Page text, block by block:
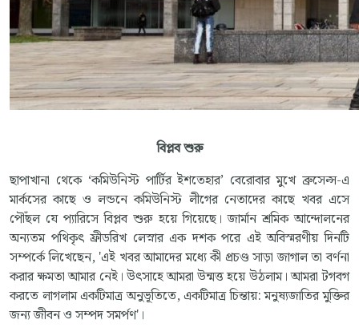
বিপ্লব শুরু
ছাপাখানা থেকে ‘কমিউনিস্ট পার্টির ইশতেহার’ বেরোবার মুখে ব্রুসেল্স-এ
মার্কসের কাছে ও লন্ডনে কমিউনিস্ট লীগের নেতাদের কাছে খবর এসে
পৌঁছল যে প্যারিসে বিপ্লব শুরু হয়ে গিয়েছে। জার্মান শ্রমিক আন্দোলনের
অন্যতম পথিকৃৎ ফ্রীডরিখ লেস্নার এক দশক পরে এই অবিস্মরণীয় দিনটি
সম্পর্কে লিখেছেন, 'এই খবর আমাদের মধ্যে কী প্রচণ্ড সাড়া জাগাল তা বর্ণনা
করার ক্ষমতা আমার নেই। উৎসাহে আমরা উন্মত্ত হয়ে উঠলাম। আমরা টগবগ
করতে লাগলাম একটিমাত্র অনুভূতিতে, একটিমাত্র চিন্তায়: মনুষ্যজাতির মুক্তির
জন্য জীবন ও সম্পদ সমর্পণ'।